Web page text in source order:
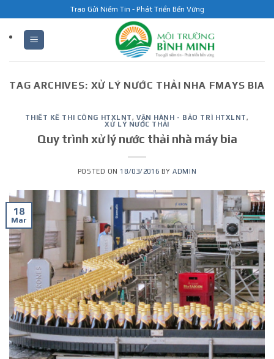
to
content
Trao Gửi Niềm Tin - Phát Triển Bền Vững
TAG ARCHIVES: XỬ LÝ NƯỚC THẢI NHA FMAYS BIA
THIẾT KẾ THI CÔNG HTXLNT, VẬN HÀNH - BẢO TRÌ HTXLNT,
XỬ LÝ NƯỚC THẢI
Quy trình xử lý nước thải nhà máy bia
POSTED ON 18/03/2016 BYADMIN
18
Mar